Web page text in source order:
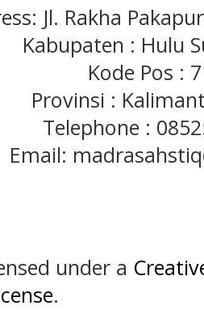
Jl. Rakha
Kabupaten : Hulu
Kode Pos :
Provinsi :
Telephone :
Email:
under a
.